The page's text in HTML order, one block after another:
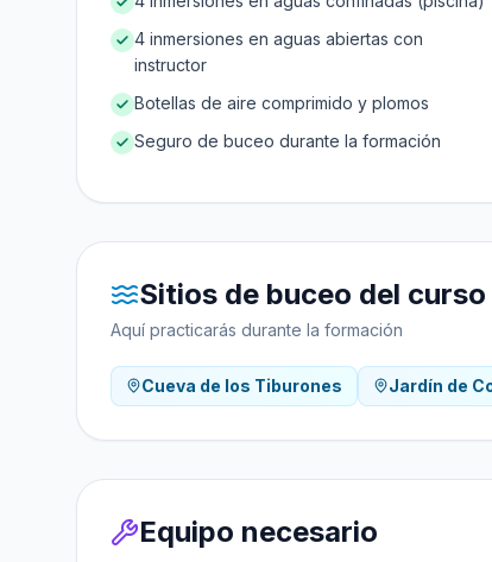
4 inmersiones en aguas abiertas con
instructor
Botellas de aire comprimido y plomos
Seguro de buceo durante la formación
Sitios de buceo del curso
Aquí practicarás durante la formación
Cueva de los Tiburones Jardín de
Equipo necesario